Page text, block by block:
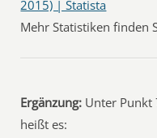
Mehr Statistiken finden
Ergänzung: Unter Punkt
heißt es: